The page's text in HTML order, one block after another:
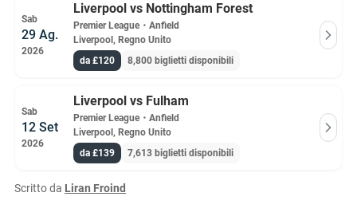
Sab
29 Ag.
2026
Liverpool vs Nottingham Forest
Premier League・ Anfield
Liverpool, Regno Unito
da £120
8,800 biglietti disponibili
Sab
12 Set
2026
Liverpool vs Fulham
Premier League・ Anfield
Liverpool, Regno Unito
da £139
7,613 biglietti disponibili
Scritto da Liran Froind